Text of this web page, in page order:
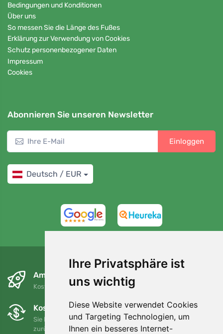
Ihre Privatsphäre ist
uns wichtig
Diese Website verwendet Cookies
und Targeting Technologien, um
Ihnen ein besseres Internet-
Bedingungen und Konditionen
Über uns
So messen Sie die Länge des Fußes
Erklärung zur Verwendung von Cookies
Schutz personenbezogener Daten
Impressum
Cookies
Abonnieren Sie unseren Newsletter
Einloggen
Deutsch / EUR
Am nächsten Tag und kostenlos
Kostenloser Versand für Bestellungen über 80 EUR
Kostenloser Umtausch und Rückgabe
Sie können Ihre Bestellung jederzeit innerhalb von 90 Tagen
zurückgeben oder umtauschen.